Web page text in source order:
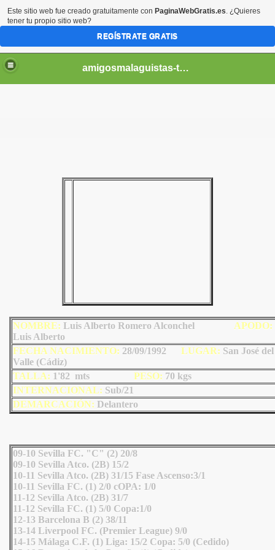
amigosmalaguistas-temporadas
NOMBRE: Luis Alberto Romero Alconchel APODO:
Luis Alberto
FECHA NACIMIENTO: 28/09/1992 LUGAR: San José del
Valle (Cádiz)
TALLA: 1'82 mts PESO: 70 kgs
INTERNACIONAL: Sub/21
DEMARCACIÓN: Delantero
09-10 Sevilla FC. "C" (2) 20/8
09-10 Sevilla Atco. (2B) 15/2
10-11 Sevilla Atco. (2B) 31/15 Fase Ascenso:3/1
10-11 Sevilla FC. (1) 2/0 cOPA: 1/0
11-12 Sevilla Atco. (2B) 31/7
11-12 Sevilla FC. (1) 5/0 Copa:1/0
12-13 Barcelona B (2) 38/11
13-14 Liverpool FC. (Premier League) 9/0
14-15 Málaga C.F. (1) Liga: 15/2 Copa: 5/0 (Cedido)
Este sitio web fue creado gratuitamente con PaginaWebGratis.es. ¿Quieres
tener tu propio sitio web?
REGÍSTRATE GRATIS